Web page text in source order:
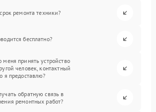
ремонта техники?
бесплатно?
принять устройство
человек, контактный
я предоставлю?
обратную связь в
ремонтных работ?